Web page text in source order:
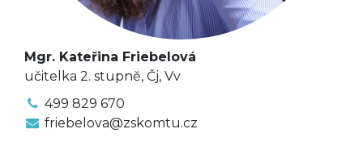
Mgr. Kateřina Friebelová
učitelka 2. stupně, Čj, Vv
499 829 670
friebelova@zskomtu.cz